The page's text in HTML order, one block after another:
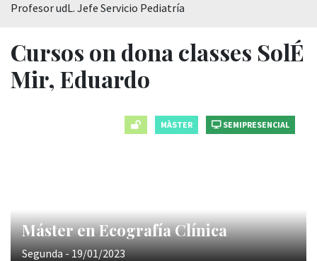
Profesor udL. Jefe Servicio Pediatría
Cursos on dona classes SolÉ
Mir, Eduardo
MÀSTER SEMIPRESENCIAL
Máster en Ecografía Clínica
Segunda - 19/01/2023